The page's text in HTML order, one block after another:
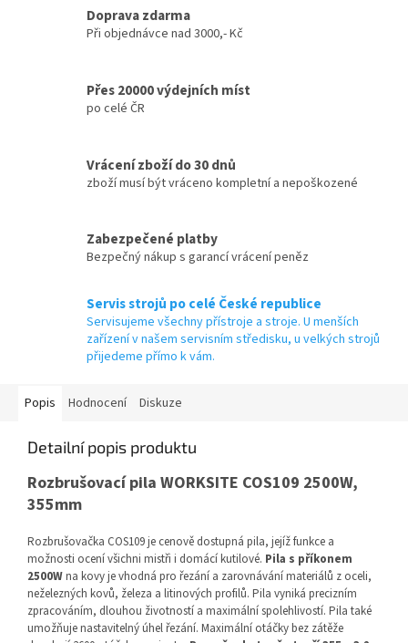
Doprava zdarma
Při objednávce nad 3000,- Kč
Přes 20000 výdejních míst
po celé ČR
Vrácení zboží do 30 dnů
zboží musí být vráceno kompletní a nepoškozené
Zabezpečené platby
Bezpečný nákup s garancí vrácení peněz
Servis strojů po celé České republice
Servisujeme všechny přístroje a stroje. U menších
zařízení v našem servisním středisku, u velkých strojů
přijedeme přímo k vám.
Popis Hodnocení Diskuze
Detailní popis produktu
Rozbrušovací pila WORKSITE COS109 2500W,
355mm
Rozbrušovačka COS109 je cenově dostupná pila, jejíž funkce a
možnosti ocení všichni mistři i domácí kutilové. Pila s příkonem
2500Wna kovy je vhodná pro řezání a zarovnávání materiálů z oceli,
neželezných kovů, železa a litinových profilů. Pila vyniká precizním
zpracováním, dlouhou životností a maximální spolehlivostí. Pila také
umožňuje nastavitelný úhel řezání. Maximální otáčky bez zátěže